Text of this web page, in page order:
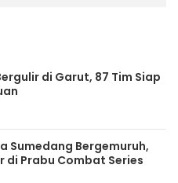
di Garut, 87 Tim Siap
Sumedang Bergemuruh,
di Prabu Combat Series